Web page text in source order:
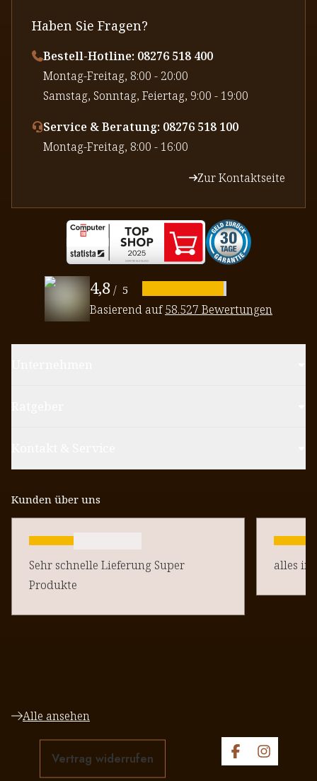
Haben Sie Fragen?
Bestell-Hotline: 08276 518 400
⁠Montag-Freitag, 8:00 - 20:00
⁠Samstag, Sonntag, Feiertag, 9:00 - 19:00
Service & Beratung: 08276 518 100
⁠Montag-Freitag, 8:00 - 16:00
Zur Kontaktseite
4,8/ 5
Basierend auf58.527 Bewertungen
Kunden über uns
Sehr schnelle Lieferung Super
Produkte
alles in
Alle ansehen
Vertrag widerrufen